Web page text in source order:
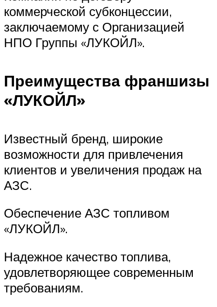
коммерческой субконцессии,
заключаемому с Организацией
НПО Группы «ЛУКОЙЛ».
Преимущества франшизы
«ЛУКОЙЛ»
Известный бренд, широкие
возможности для привлечения
клиентов и увеличения продаж на
АЗС.
Обеспечение АЗС топливом
«ЛУКОЙЛ».
Надежное качество топлива,
удовлетворяющее современным
требованиям.